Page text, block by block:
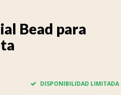
Bead para
DISPONIBILIDAD LIMITADA